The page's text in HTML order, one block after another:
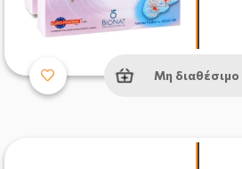
Μη διαθέσιμο